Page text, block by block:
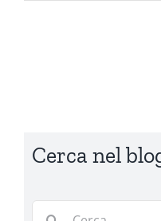
Cerca nel
Cerca